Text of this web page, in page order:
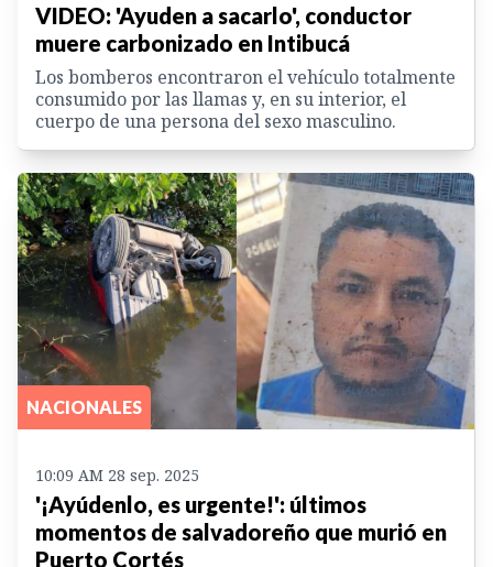
VIDEO: 'Ayuden a sacarlo', conductor
muere carbonizado en Intibucá
Los bomberos encontraron el vehículo totalmente
consumido por las llamas y, en su interior, el
cuerpo de una persona del sexo masculino.
NACIONALES
10:09 AM 28 sep. 2025
'¡Ayúdenlo, es urgente!': últimos
momentos de salvadoreño que murió en
Puerto Cortés